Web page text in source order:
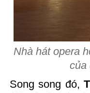
Nhà hát opera
của
Song song đó,